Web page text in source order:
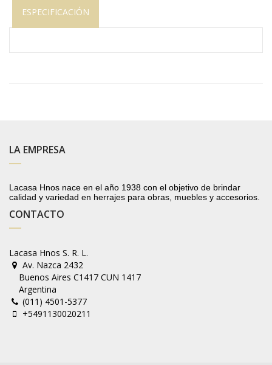
ESPECIFICACIÓN
LA EMPRESA
Lacasa Hnos nace en el año 1938 con el objetivo de brindar
calidad y variedad en herrajes para obras, muebles y accesorios.
CONTACTO
Lacasa Hnos S. R. L.
Av. Nazca 2432
Buenos Aires C1417 CUN 1417
Argentina
(011) 4501-5377
+5491130020211